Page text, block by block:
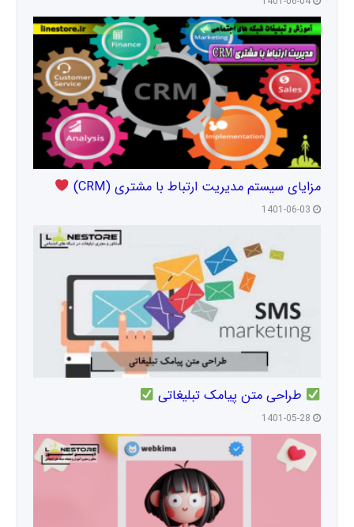
مزایای سیستم مدیریت ارتباط با مشتری (CRM)
1401-06-03
طراحی متن پیامک تبلیغاتی
1401-05-28